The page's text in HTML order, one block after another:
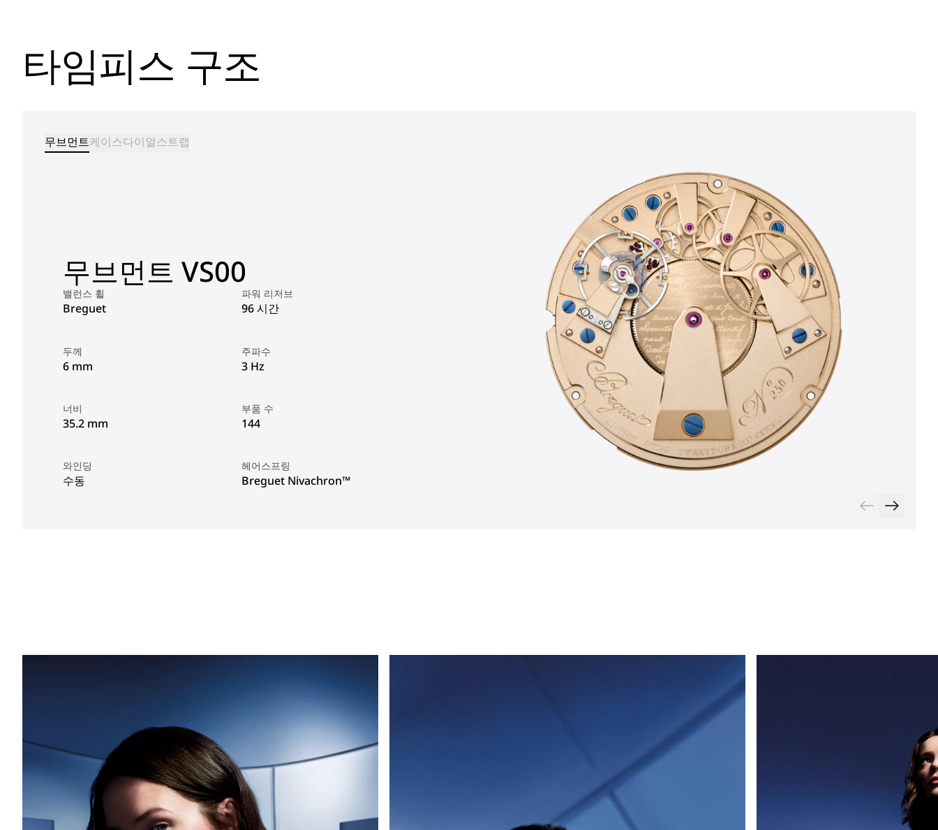
타임피스 구조
무브먼트케이스다이얼스트랩
무브먼트 VS00
밸런스 휠
Breguet
파워 리저브
96 시간
두께
6 mm
주파수
3 Hz
너비
35.2 mm
부품 수
144
와인딩
수동
헤어스프링
Breguet Nivachron™